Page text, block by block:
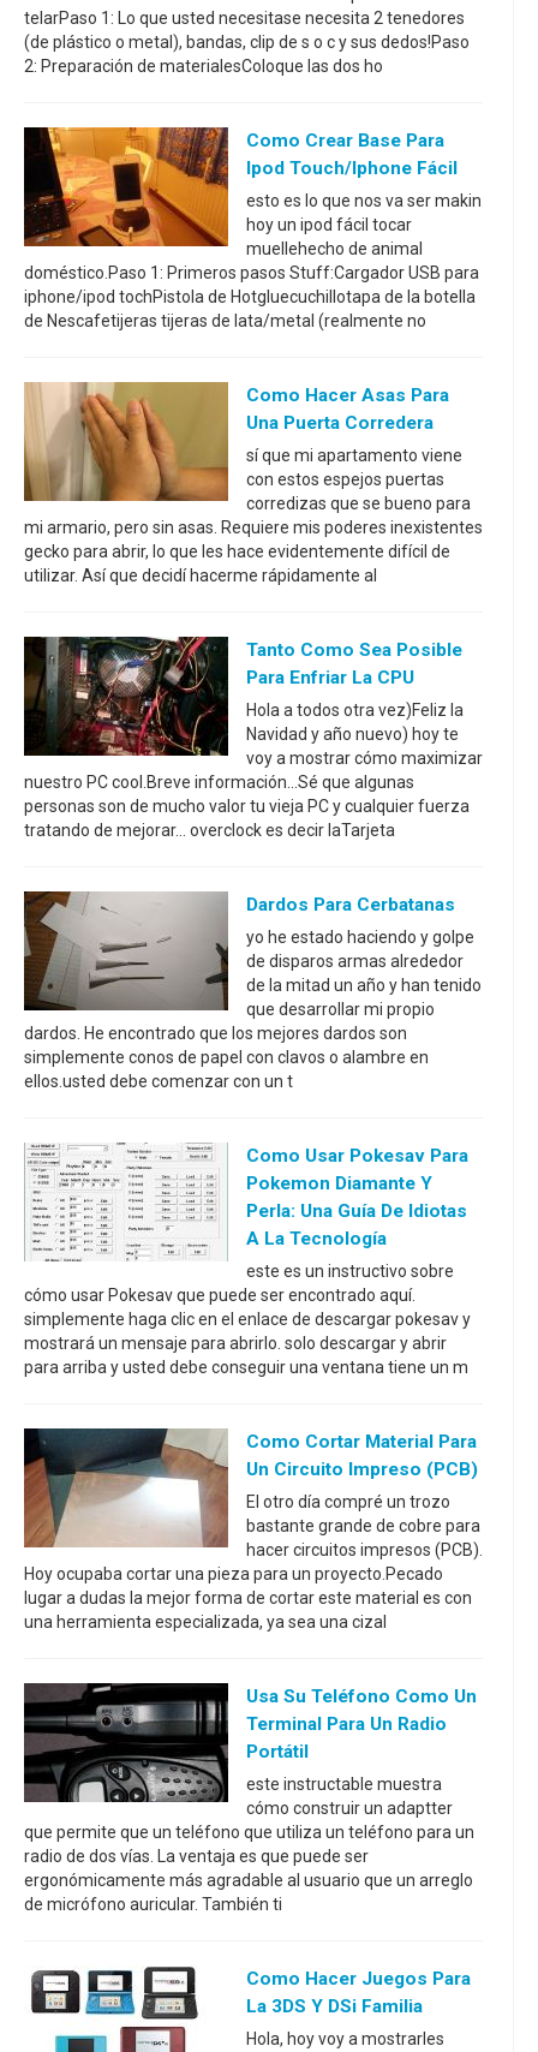
telarPaso 1: Lo que usted necesitase necesita 2 tenedores
(de plástico o metal), bandas, clip de s o c y sus dedos!Paso
2: Preparación de materialesColoque las dos ho
Como Crear Base Para
Ipod Touch/iphone Fácil
esto es lo que nos va ser makin
hoy un ipod fácil tocar
muellehecho de animal
doméstico.Paso 1: Primeros pasos Stuff:Cargador USB para
iphone/ipod tochPistola de Hotgluecuchillotapa de la botella
de Nescafetijeras tijeras de lata/metal (realmente no
Como Hacer Asas Para
Una Puerta Corredera
sí que mi apartamento viene
con estos espejos puertas
corredizas que se bueno para
mi armario, pero sin asas. Requiere mis poderes inexistentes
gecko para abrir, lo que les hace evidentemente difícil de
utilizar. Así que decidí hacerme rápidamente al
Tanto Como Sea Posible
Para Enfriar La CPU
Hola a todos otra vez)Feliz la
Navidad y año nuevo) hoy te
voy a mostrar cómo maximizar
nuestro PC cool.Breve información...Sé que algunas
personas son de mucho valor tu vieja PC y cualquier fuerza
tratando de mejorar... overclock es decir laTarjeta
Dardos Para Cerbatanas
yo he estado haciendo y golpe
de disparos armas alrededor
de la mitad un año y han tenido
que desarrollar mi propio
dardos. He encontrado que los mejores dardos son
simplemente conos de papel con clavos o alambre en
ellos.usted debe comenzar con un t
Como Usar Pokesav Para
Pokemon Diamante Y
Perla: Una Guía De Idiotas
A La Tecnología
este es un instructivo sobre
cómo usar Pokesav que puede ser encontrado aquí.
simplemente haga clic en el enlace de descargar pokesav y
mostrará un mensaje para abrirlo. solo descargar y abrir
para arriba y usted debe conseguir una ventana tiene un m
Como Cortar Material Para
Un Circuito Impreso (PCB)
El otro día compré un trozo
bastante grande de cobre para
hacer circuitos impresos (PCB).
Hoy ocupaba cortar una pieza para un proyecto.Pecado
lugar a dudas la mejor forma de cortar este material es con
una herramienta especializada, ya sea una cizal
Usa Su Teléfono Como Un
Terminal Para Un Radio
Portátil
este instructable muestra
cómo construir un adaptter
que permite que un teléfono que utiliza un teléfono para un
radio de dos vías. La ventaja es que puede ser
ergonómicamente más agradable al usuario que un arreglo
de micrófono auricular. También ti
Como Hacer Juegos Para
La 3DS Y DSi Familia
Hola, hoy voy a mostrarles